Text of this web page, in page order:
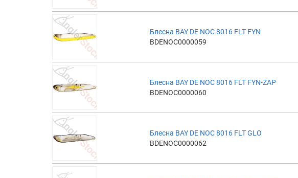
Блесна BAY DE NOC 8016 FLT FYN
BDENOC0000059
Блесна BAY DE NOC 8016 FLT FYN-ZAP
BDENOC0000060
Блесна BAY DE NOC 8016 FLT GLO
BDENOC0000062